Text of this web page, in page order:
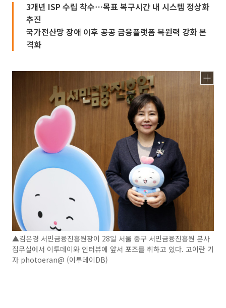
3개년 ISP 수립 착수⋯목표 복구시간 내 시스템 정상화
추진
국가전산망 장애 이후 공공 금융플랫폼 복원력 강화 본
격화
▲김은경 서민금융진흥원장이 28일 서울 중구 서민금융진흥원 본사
집무실에서 이투데이와 인터뷰에 앞서 포즈를 취하고 있다. 고이란 기
자 photoeran@ (이투데이DB)